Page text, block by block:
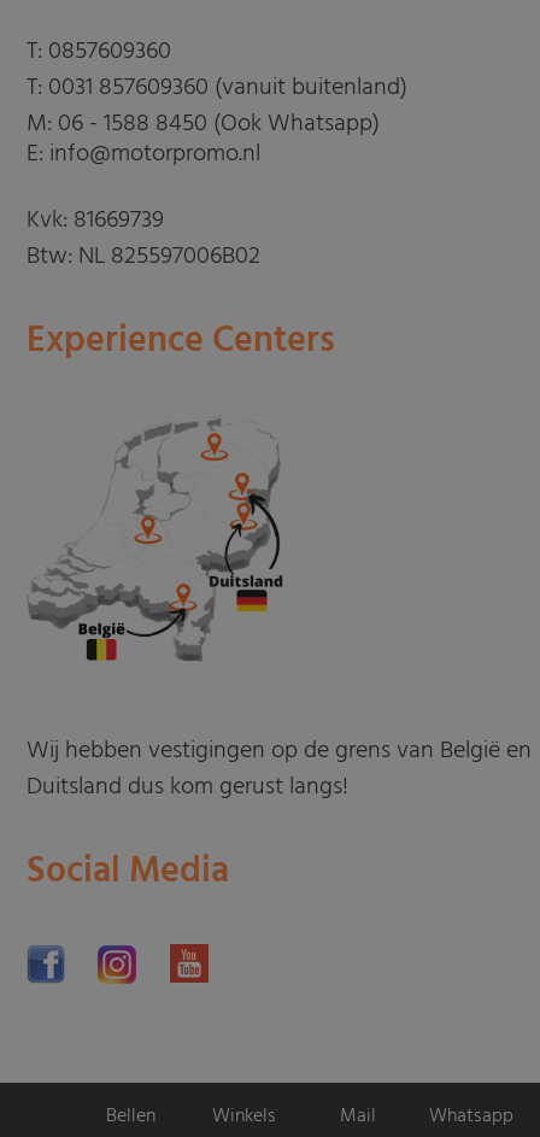
T: 0857609360
T: 0031 857609360 (vanuit buitenland)
M: 06 - 1588 8450 (Ook Whatsapp)
E: info@motorpromo.nl
Kvk: 81669739
Btw: NL 825597006B02
Experience Centers
Wij hebben vestigingen op de grens van België en
Duitsland dus kom gerust langs!
Social Media
Bellen Winkels Mail Whatsapp
Motorpromo.nl door ProShops